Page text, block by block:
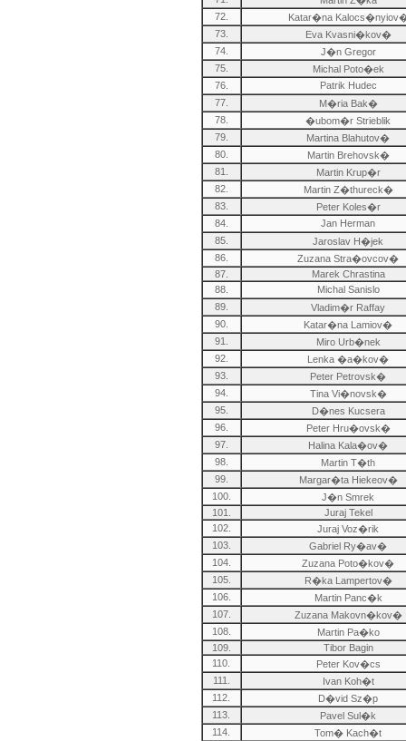
72.
Katar�na
73.
Eva Kvasni�kov�
74.
J�n Gregor
75.
Michal Poto�ek
76.
Patrik Hudec
77.
M�ria Bak�
78.
�ubom�r Strieblik
79.
Martina Blahutov�
80.
Martin Brehovsk�
81.
Martin Krup�r
82.
Martin Z�thureck�
83.
Peter Koles�r
84.
Jan Herman
85.
Jaroslav H�jek
86.
Zuzana Stra�ovcov�
87.
Marek Chrastina
88.
Michal Sanislo
89.
Vladim�r Raffay
90.
Katar�na Lamiov�
91.
Miro Urb�nek
92.
Lenka �a�kov�
93.
Peter Petrovsk�
94.
Tina Vi�novsk�
95.
D�nes Kucsera
96.
Peter Hru�ovsk�
97.
Halina Kala�ov�
98.
Martin T�th
99.
Margar�ta Hiekeov�
100.
J�n Smrek
101.
Juraj Tekel
102.
Juraj Voz�rik
103.
Gabriel Ry�av�
104.
Zuzana Poto�kov�
105.
R�ka Lampertov�
106.
Martin Panc�k
107.
Zuzana Makovn�kov�
108.
Martin Pa�ko
109.
Tibor Bagin
110.
Peter Kov�cs
111.
Ivan Koh�t
112.
D�vid Sz�p
113.
Pavel Sul�k
114.
Tom� Kach�t